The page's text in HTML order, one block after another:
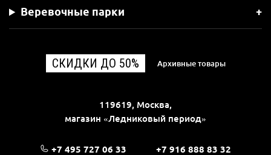
Веревочные парки
СКИДКИ ДО 50% Архивные товары
119619, Москва,
магазин «Ледниковый период»
+7 495 727 06 33 +7 916 888 83 32